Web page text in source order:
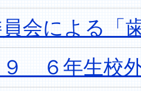
会による「
９ ６年生校